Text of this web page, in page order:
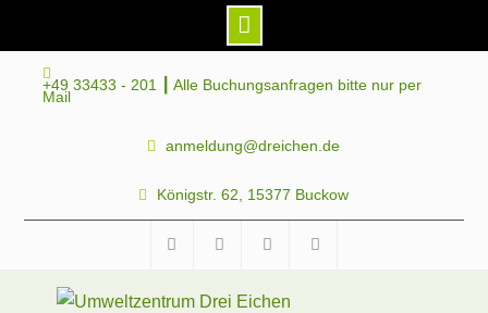
+49 33433 - 201 ┃ Alle Buchungsanfragen bitte nur per
Mail
anmeldung@dreichen.de
Königstr. 62, 15377 Buckow